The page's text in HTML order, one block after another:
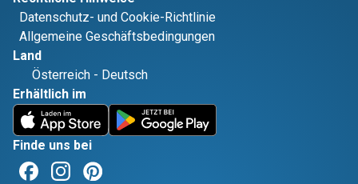
Datenschutz- und Cookie-Richtlinie
Allgemeine Geschäftsbedingungen
Land
Österreich - Deutsch
Erhältlich im
Finde uns bei